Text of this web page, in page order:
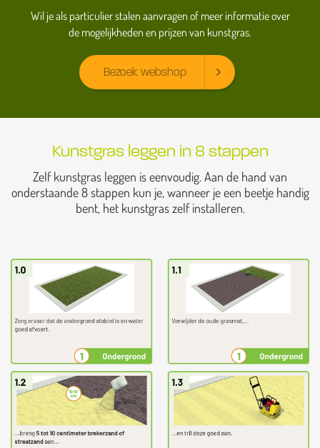
Wil je als particulier stalen aanvragen of meer informatie over
de mogelijkheden en prijzen van kunstgras.
Bezoek webshop
Kunstgras leggen in 8 stappen
Zelf kunstgras leggen is eenvoudig. Aan de hand van
onderstaande 8 stappen kun je, wanneer je een beetje handig
bent, het kunstgras zelf installeren.